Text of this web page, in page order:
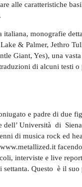
alle caratteristiche
monografie
& Palmer, Jethro
Giant, Yes), una
di alcuni testi o
e padre di due
dell’ Università di Siena
di musica rock ed
interviste e live
Questo è il suo